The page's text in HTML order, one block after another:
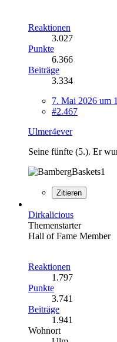
Reaktionen
3.027
Punkte
6.366
Beiträge
3.334
7. Mai 2026 um
#2.467
Ulmer4ever
Seine fünfte (5.). Er
Zitieren
Dirkalicious
Themenstarter
Hall of Fame Member
Reaktionen
1.797
Punkte
3.741
Beiträge
1.941
Wohnort